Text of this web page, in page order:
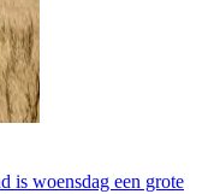
is woensdag een grote